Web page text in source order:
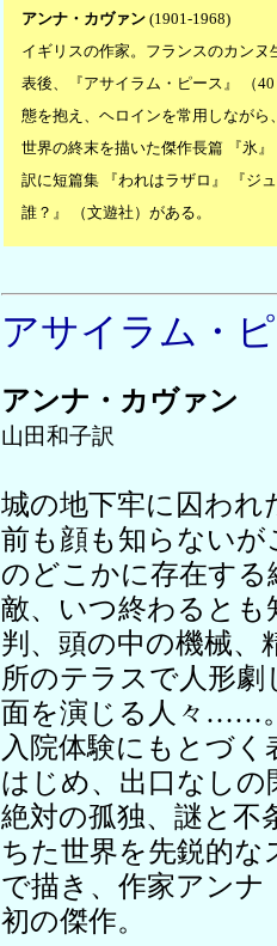
アンナ・カヴァン (1901-1968)
イギリスの作家。フランスのカン
表後、『アサイラム・ピース』 （
態を抱え、ヘロインを常用しなが
世界の終末を描いた傑作長篇 『氷
訳に短篇集 『われはラザロ』 『ジ
誰？』 （文遊社）がある。
アサイラム・
アンナ・カヴァン
山田和子訳
城の地下牢に囚われ
前も顔も知らないが
のどこかに存在する
敵、いつ終わるとも
判、頭の中の機械、
所のテラスで人形劇
面を演じる人々……
入院体験にもとづく
はじめ、出口なしの
絶対の孤独、謎と不
ちた世界を先鋭的な
で描き、作家アン
初の傑作。